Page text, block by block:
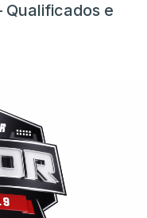
Qualificados e